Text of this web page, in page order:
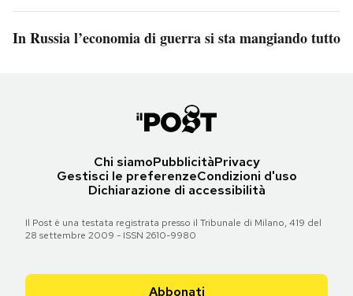
In Russia l’economia di guerra si sta mangiando tutto
Chi siamoPubblicitàPrivacy
Gestisci le preferenzeCondizioni d'uso
Dichiarazione di accessibilità
Il Post è una testata registrata presso il Tribunale di Milano, 419 del
28 settembre 2009 - ISSN 2610-9980
Abbonati